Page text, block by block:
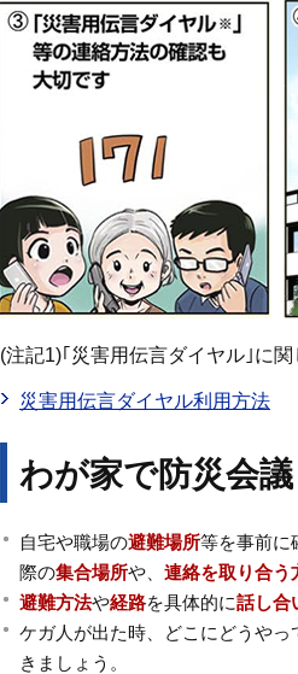
(注記1)｢災害用伝言ダイヤル｣に
災害用伝言ダイヤル利用方法
わが家で防災会議
自宅や職場の避難場所等を事前に
際の集合場所や、 連絡を取り合う
避難方法や経路を具体的に話し合
ケガ人が出た時、どこにどうや
きましょう。